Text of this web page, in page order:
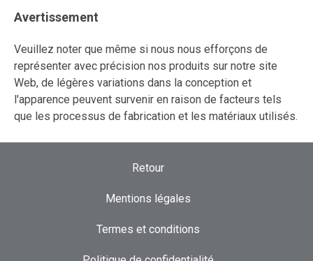
Avertissement
Veuillez noter que même si nous nous efforçons de
représenter avec précision nos produits sur notre site
Web, de légères variations dans la conception et
l'apparence peuvent survenir en raison de facteurs tels
que les processus de fabrication et les matériaux utilisés.
Retour
Mentions légales
Termes et conditions